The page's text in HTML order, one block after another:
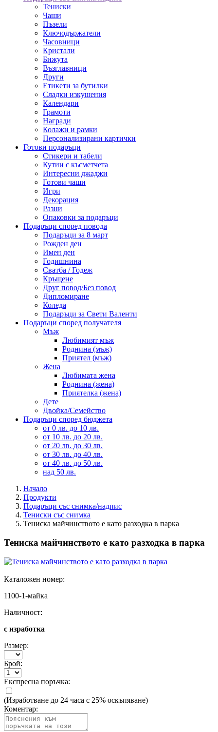
Тениски
Чаши
Пъзели
Ключодържатели
Часовници
Кристали
Бижута
Възглавници
Други
Етикети за бутилки
Сладки изкушения
Календари
Грамоти
Награди
Колажи и рамки
Персонализирани картички
Готови подаръци
Стикери и табели
Кутии с късметчета
Интересни джаджи
Готови чаши
Игри
Декорация
Разни
Опаковки за подаръци
Подаръци според повода
Подаръци за 8 март
Рожден ден
Имен ден
Годишнина
Сватба / Годеж
Кръщене
Друг повод/Без повод
Дипломиране
Коледа
Подаръци за Свети Валенти
Подаръци според получателя
Мъж
Любимият мъж
Роднина (мъж)
Приятел (мъж)
Жена
Любимата жена
Роднина (жена)
Приятелка (жена)
Дете
Двойка/Семейство
Подаръци според бюджета
от 0 лв. до 10 лв.
от 10 лв. до 20 лв.
от 20 лв. до 30 лв.
от 30 лв. до 40 лв.
от 40 лв. до 50 лв.
над 50 лв.
Начало
Продукти
Подаръци със снимка/надпис
Тениски със снимка
Тениска майчинството е като разходка в парка
Тениска майчинството е като разходка в парка
Каталожен номер:
1100-1-майка
Наличност:
с изработка
Размер:
Брой:
Експресна поръчка:
(Изработване до 24 часа с 25% оскъпяване)
Коментар: